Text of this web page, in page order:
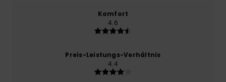
Komfort
4.6
Preis-Leistungs-Verhältnis
4.4